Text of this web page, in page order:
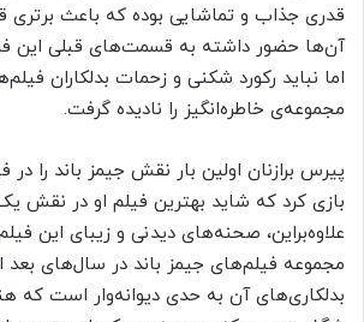
قدری جذاب و تماشایی بوده که باعث
آن‌ها حضور داشته به قسمت‌های قبلی این
اما نباید رکورد شکنی و زحمات بدلکاران
مجموعه‌ی خاطره‌انگیز را نادیده گرفت.
پیرس برازنان اولین بار نقش جیمز باند را
بازی کرد که شاید بهترین فیلم او در
علاوه‌براین، صحنه‌های دیدنی و زیبای این
مجموعه فیلم‌های جیمز باند در سال‌های بعد
بدلکاری‌های آن به حدی دیوانه‌وار است که